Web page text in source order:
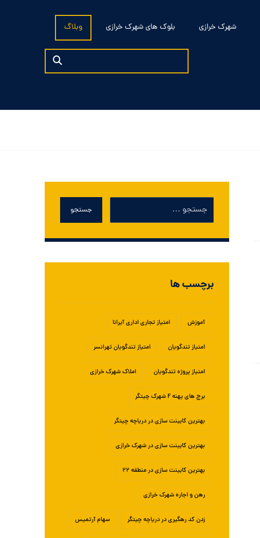
شهرک خرازی بلوک های شهرک خرازی وبلاگ
جستجو
برچسب ها
آموزش امتیاز تجاری اداری آیرانا
امتیاز تندگویان امتیاز تندگویان تهرانسر
امتیاز پروژه تندگویان املاک شهرک خرازی
برج های پهنه F شهرک چیتگر
بهترین کابینت سازی در دریاچه چیتگر
بهترین کابینت سازی در شهرک خرازی
بهترین کابینت سازی در منطقه ۲۲
رهن و اجاره شهرک خرازی
زدن کد رهگیری در دریاچه چیتگر سهام آرتمیس